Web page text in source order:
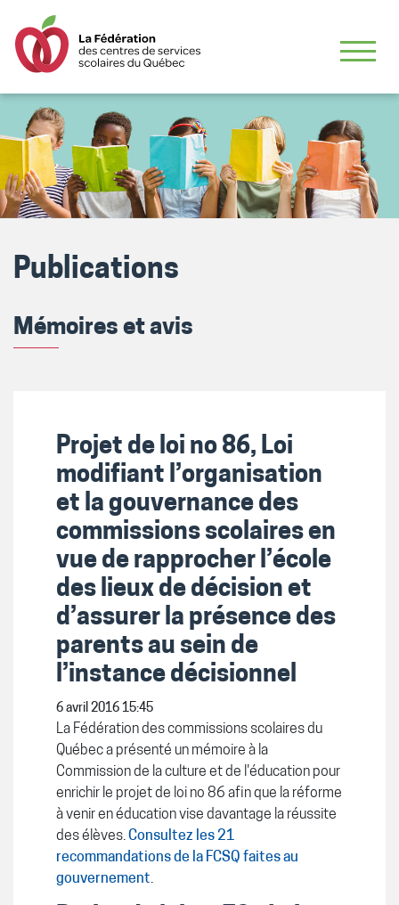
Publications
Mémoires et avis
Projet de loi no 86, Loi
modifiant l’organisation
et la gouvernance des
commissions scolaires en
vue de rapprocher l’école
des lieux de décision et
d’assurer la présence des
parents au sein de
l’instance décisionnel
6 avril 2016 15:45
La Fédération des commissions scolaires du
Québec a présenté un mémoire à la
Commission de la culture et de l'éducation pour
enrichir le projet de loi no 86 afin que la réforme
à venir en éducation vise davantage la réussite
des élèves.Consultez les 21
recommandations de la FCSQ faites au
gouvernement.